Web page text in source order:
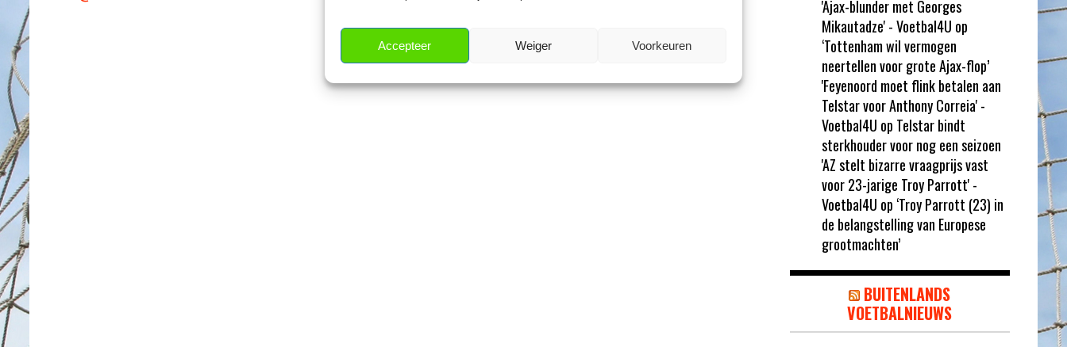
Accepteer Weiger Voorkeuren
'Ajax-blunder met Georges
Mikautadze' - Voetbal4U op
‘Tottenham wil vermogen
neertellen voor grote Ajax-flop’
'Feyenoord moet flink betalen aan
Telstar voor Anthony Correia' -
Voetbal4U op Telstar bindt
sterkhouder voor nog een seizoen
'AZ stelt bizarre vraagprijs vast
voor 23-jarige Troy Parrott' -
Voetbal4U op ‘Troy Parrott (23) in
de belangstelling van Europese
grootmachten’
BUITENLANDS
VOETBALNIEUWS